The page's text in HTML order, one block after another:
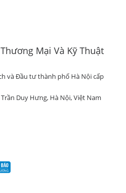
Mại Và Kỹ Thuật
và Đầu tư thành phố Hà Nội cấp
Duy Hưng, Hà Nội, Việt Nam